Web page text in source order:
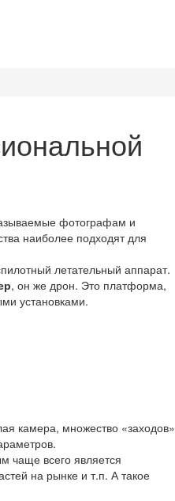
фотографам и
наиболее подходят для
летательный аппарат.
, он же дрон. Это платформа,
установками.
камера, множество «заходов»
чаще всего является
на рынке и т.п. А такое